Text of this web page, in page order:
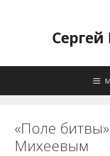
содержимому
«Поле
Михеевым